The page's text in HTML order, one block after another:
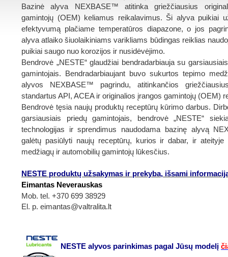
Bazinė alyva NEXBASE™ atitinka griežčiausius
gamintojų (OEM) keliamus reikalavimus. Ši alyva puikiai
efektyvumą plačiame temperatūros diapazone, o jos
alyva atlaiko šiuolaikiniams varikliams būdingas reiklias
puikiai saugo nuo korozijos ir nusidėvėjimo.
Bendrovė „NESTE“ glaudžiai bendradarbiauja su
gamintojais. Bendradarbiaujant buvo sukurtos tepimo
alyvos NEXBASE™ pagrindu, atitinkančios
standartus API, ACEA ir originalios įrangos gamintojų (OEM)
Bendrovė tęsia naujų produktų receptūrų kūrimo darbus.
garsiausiais priedų gamintojais, bendrovė „NESTE“
technologijas ir sprendimus naudodama bazinę alyvą
galėtų pasiūlyti naujų receptūrų, kurios ir dabar, ir ateityje
medžiagų ir automobilių gamintojų lūkesčius.
NESTE produktų užsakymas ir prekyba, išsami
Eimantas Neverauskas
Mob. tel. +370 699 38929
El. p. eimantas@valtralita.lt
NESTE alyvos parinkimas pagal Jūsų modelį